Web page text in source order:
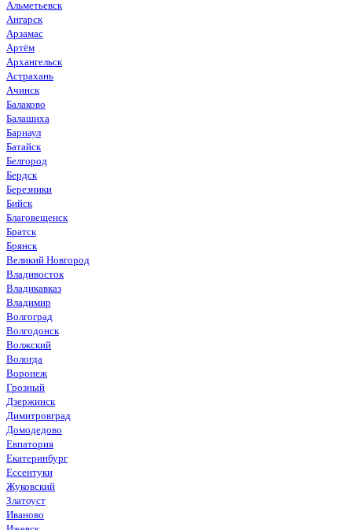
Альметьевск
Ангарск
Арзамас
Артём
Архангельск
Астрахань
Ачинск
Балаково
Балашиха
Барнаул
Батайск
Белгород
Бердск
Березники
Бийск
Благовещенск
Братск
Брянск
Великий Новгород
Владивосток
Владикавказ
Владимир
Волгоград
Волгодонск
Волжский
Вологда
Воронеж
Грозный
Дзержинск
Димитровград
Домодедово
Евпатория
Екатеринбург
Ессентуки
Жуковский
Златоуст
Иваново